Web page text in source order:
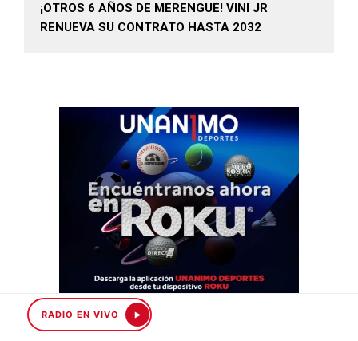
RADIO EN VIVO
¡OTROS 6 AÑOS DE MERENGUE! VINI JR
RENUEVA SU CONTRATO HASTA 2032